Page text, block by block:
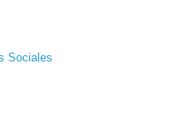
Sociales